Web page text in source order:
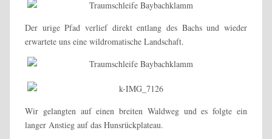
Der urige Pfad verlief direkt entlang des Bachs und wieder
erwartete uns eine wildromatische Landschaft.
Wir gelangten auf einen breiten Waldweg und es folgte ein
langer Anstieg auf das Hunsrückplateau.